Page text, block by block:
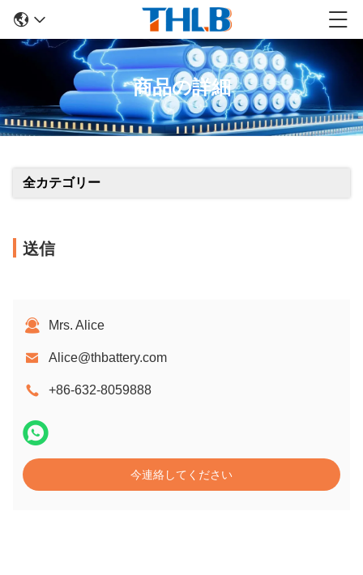
商品の詳細
全カテゴリー
送信
Mrs. Alice
Alice@thbattery.com
+86-632-8059888
今連絡してください